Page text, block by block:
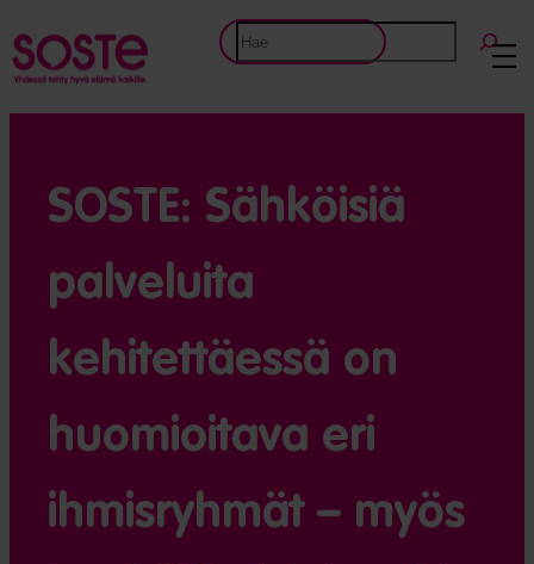
Etsi
SOSTE: Sähköisiä
palveluita
kehitettäessä on
huomioitava eri
ihmisryhmät – myös